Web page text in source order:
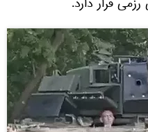
قرار دارد.